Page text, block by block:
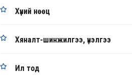
Хүний нөөц
Хяналт-шинжилгээ, үнэлгээ
Ил тод